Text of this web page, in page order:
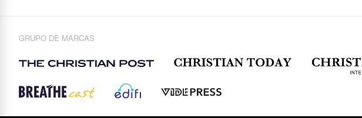
GRUPO DE MARCAS